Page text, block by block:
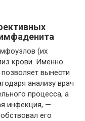
(их
крови. Именно
вынести
анализу врач
процесса, а
инфекция, —
его